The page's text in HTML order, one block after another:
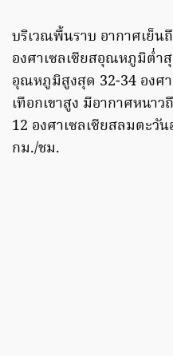
บริเวณพื้นราบ อากาศเย็
องศาเซลเซียสอุณหภูมิต่ำ
อุณหภูมิสูงสุด 32-34 องศ
เทือกเขาสูง มีอากาศหน
12 องศาเซลเซียสลมตะวั
กม./ชม.